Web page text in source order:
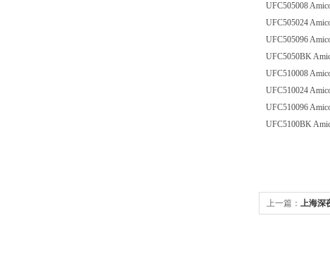
UFC505008
UFC505024
UFC505096
UFC5050BK
UFC510008
UFC510024
UFC510096
UFC5100BK
上一篇： 上海深